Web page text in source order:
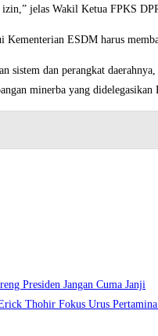
izin,” jelas Wakil Ketua FPKS
Kementerian ESDM harus
sistem dan perangkat
minerba yang
Presiden Jangan Cuma Janji
Thohir Fokus Urus